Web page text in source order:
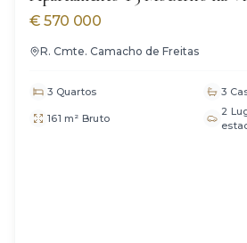
Brava
€570 000
R. Cmte. Camacho de Freitas
3 Quartos 3
161 m² Bruto
2